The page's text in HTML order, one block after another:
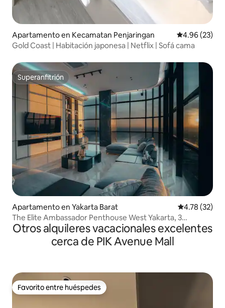
Apartamento en Kecamatan Penjaringan Calificación
4.96 (23)
Gold Coast | Habitación japonesa | Netflix | Sofá cama
Superanfitrión
Superanfitrión
Apartamento en Yakarta Barat Calificación
4.78 (32)
The Elite Ambassador Penthouse West Yakarta, 3
dormitorios
Otros alquileres vacacionales excelentes
cerca de PIK Avenue Mall
Favorito entre huéspedes
Favorito entre huéspedes